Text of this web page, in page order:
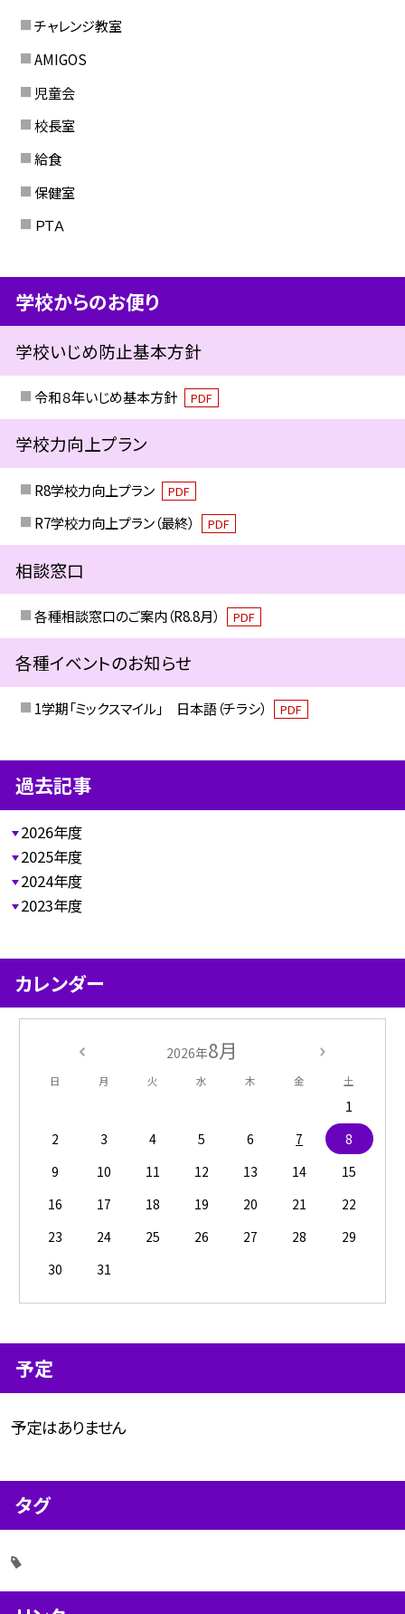
チャレンジ教室
AMIGOS
児童会
校長室
給食
保健室
ＰＴＡ
学校からのお便り
学校いじめ防止基本方針
令和８年いじめ基本方針 PDF
学校力向上プラン
R8学校力向上プラン PDF
R7学校力向上プラン（最終） PDF
相談窓口
各種相談窓口のご案内（R8.8月） PDF
各種イベントのお知らせ
1学期「ミックスマイル」 日本語（チラシ） PDF
過去記事
2026年度
2025年度
2024年度
2023年度
カレンダー
2026年8月
日 月 火 水 木 金 土
1
2
3 4 5 6 7
8
9
10 11 12 13 14
15
16
17 18 19 20 21
22
23
24 25 26 27 28
29
30
31
予定
予定はありません
タグ